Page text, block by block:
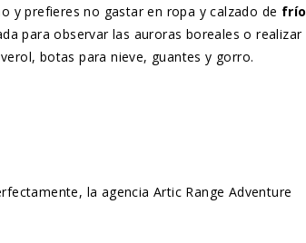
y prefieres no gastar en ropa y calzado de frío
para observar las auroras boreales o realizar
botas para nieve, guantes y gorro.
la agencia Artic Range Adventure